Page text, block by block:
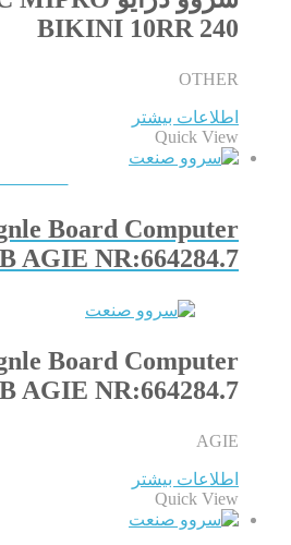
BIKINI 10RR 240
OTHER
اطلاعات بیشتر
Quick View
Board Computer
AGIE NR:664284.7
Board Computer
AGIE NR:664284.7
AGIE
اطلاعات بیشتر
Quick View